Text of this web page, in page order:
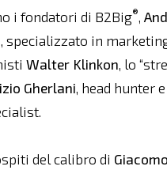
i fondatori di B2Big®,
, specializzato in
Walter Klinkon, lo
Gherlani, head hunter
del calibro di